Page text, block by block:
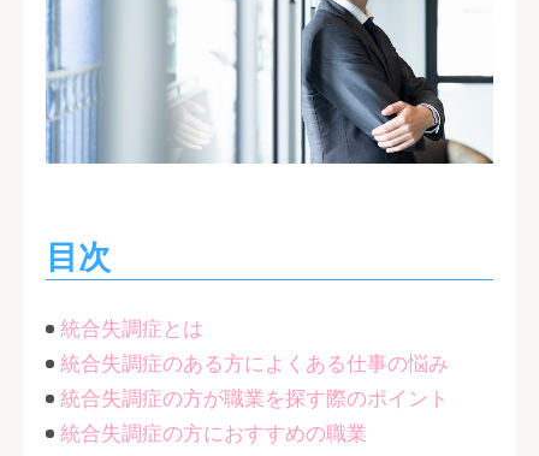
目次
統合失調症とは
統合失調症のある方によくある仕事の悩み
統合失調症の方が職業を探す際のポイント
統合失調症の方におすすめの職業